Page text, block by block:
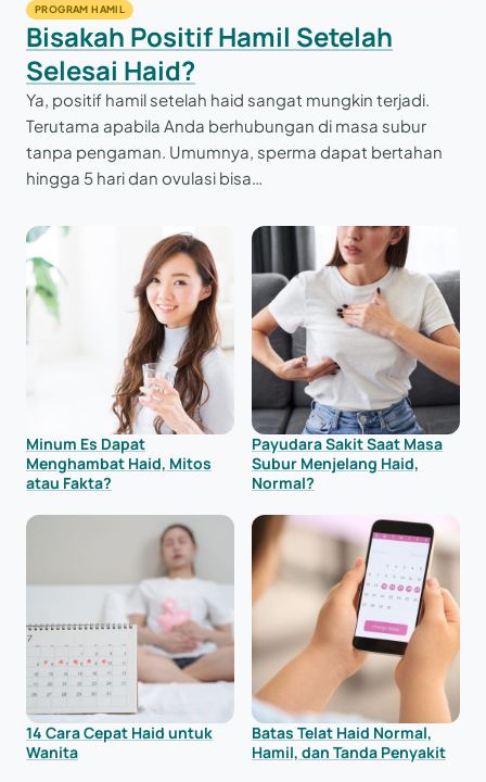
PROGRAM HAMIL
Bisakah Positif Hamil Setelah
Selesai Haid?
Ya, positif hamil setelah haid sangat mungkin terjadi.
Terutama apabila Anda berhubungan di masa subur
tanpa pengaman. Umumnya, sperma dapat bertahan
hingga 5 hari dan ovulasi bisa…
Minum Es Dapat
Menghambat Haid, Mitos
atau Fakta?
Payudara Sakit Saat Masa
Subur Menjelang Haid,
Normal?
14 Cara Cepat Haid untuk
Wanita
Batas Telat Haid Normal,
Hamil, dan Tanda Penyakit